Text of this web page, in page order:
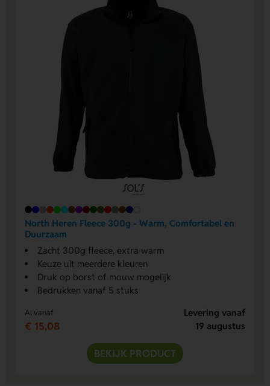
North Heren Fleece 300g - Warm, Comfortabel en
Duurzaam
Zacht 300g fleece, extra warm
Keuze uit meerdere kleuren
Druk op borst of mouw mogelijk
Bedrukken vanaf 5 stuks
Al vanaf
€ 15,08
Levering vanaf
19 augustus
BEKIJK PRODUCT